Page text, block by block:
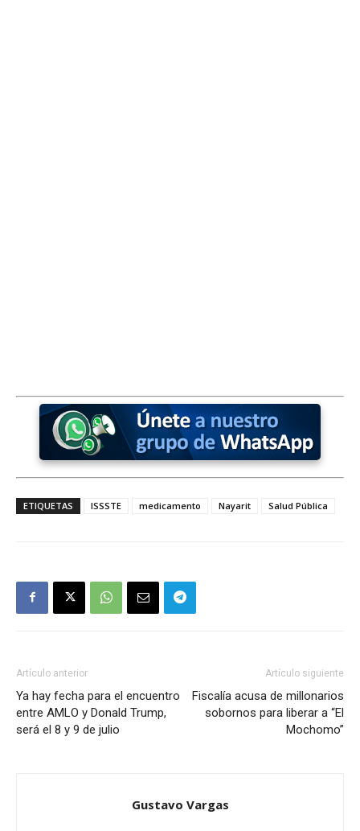
ETIQUETAS ISSSTE medicamento Nayarit Salud Pública
Artículo anterior
Ya hay fecha para el encuentro
entre AMLO y Donald Trump,
será el 8 y 9 de julio
Artículo siguiente
Fiscalía acusa de millonarios
sobornos para liberar a “El
Mochomo”
Gustavo Vargas